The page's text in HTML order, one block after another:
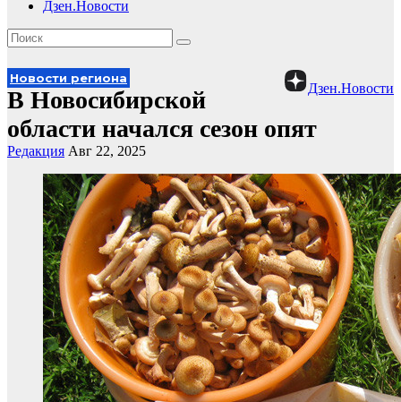
Дзен.Новости
Дзен.Новости
Новости региона
В Новосибирской
области начался сезон опят
Редакция Авг 22, 2025